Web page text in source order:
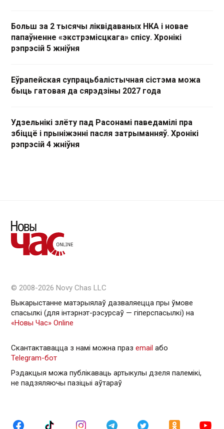
Больш за 2 тысячы ліквідаваных НКА і новае
папаўненне «экстрэмісцкага» спісу. Хронікі
рэпрэсій 5 жніўня
Еўрапейская супрацьбалістычная сістэма можа
быць гатовая да сярэдзіны 2027 года
Удзельнікі злёту пад Расонамі паведамілі пра
збіццё і прыніжэнні пасля затрыманняў. Хронікі
рэпрэсій 4 жніўня
© 2008-2026 Novy Chas LLC
Выкарыстанне матэрыялаў дазваляецца пры ўмове
спасылкі (для інтэрнэт-рэсурсаў — гiперспасылкi) на
«Новы Час» Online
Скантактавацца з намі можна праз email або
Telegram-бот
Рэдакцыя можа публікаваць артыкулы дзеля палемікі,
не падзяляючы пазіцыі аўтараў